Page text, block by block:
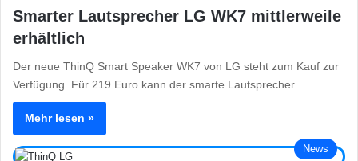
Smarter Lautsprecher LG WK7 mittlerweile
erhältlich
Der neue ThinQ Smart Speaker WK7 von LG steht zum Kauf zur
Verfügung. Für 219 Euro kann der smarte Lautsprecher…
Mehr lesen »
News